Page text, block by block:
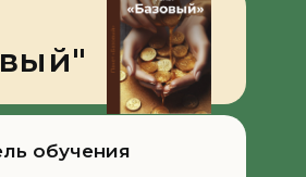
обучения